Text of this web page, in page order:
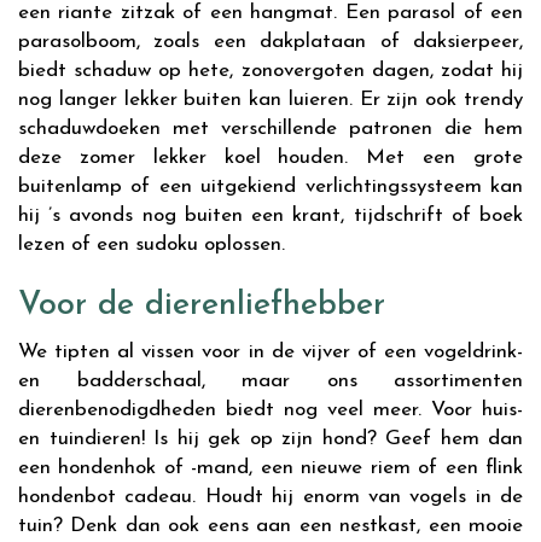
een riante zitzak of een hangmat. Een parasol of een
parasolboom, zoals een dakplataan of daksierpeer,
biedt schaduw op hete, zonovergoten dagen, zodat hij
nog langer lekker buiten kan luieren. Er zijn ook trendy
schaduwdoeken met verschillende patronen die hem
deze zomer lekker koel houden. Met een grote
buitenlamp of een uitgekiend verlichtingssysteem kan
hij ’s avonds nog buiten een krant, tijdschrift of boek
lezen of een sudoku oplossen.
Voor de dierenliefhebber
We tipten al vissen voor in de vijver of een vogeldrink-
en badderschaal, maar ons assortimenten
dierenbenodigdheden biedt nog veel meer. Voor huis-
en tuindieren! Is hij gek op zijn hond? Geef hem dan
een hondenhok of -mand, een nieuwe riem of een flink
hondenbot cadeau. Houdt hij enorm van vogels in de
tuin? Denk dan ook eens aan een nestkast, een mooie